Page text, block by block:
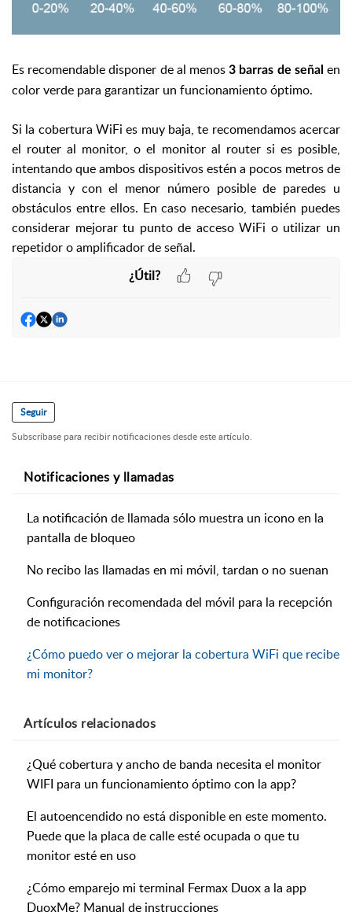
Es recomendable disponer de al menos3 barras de señalen
color verde para garantizar un funcionamiento óptimo.
Si la cobertura WiFi es muy baja, te recomendamos acercar
el router al monitor, o el monitor al router si es posible,
intentando que ambos dispositivos estén a pocos metros de
distancia y con el menor número posible de paredes u
obstáculos entre ellos. En caso necesario, también puedes
considerar mejorar tu punto de acceso WiFi o utilizar un
repetidor o amplificador de señal.
¿Útil?
Seguir
Subscríbase para recibir notificaciones desde este artículo.
Notificaciones y llamadas
La notificación de llamada sólo muestra un icono en la
pantalla de bloqueo
No recibo las llamadas en mi móvil, tardan o no suenan
Configuración recomendada del móvil para la recepción
de notificaciones
¿Cómo puedo ver o mejorar la cobertura WiFi que recibe
mi monitor?
Artículos relacionados
¿Qué cobertura y ancho de banda necesita el monitor
WIFI para un funcionamiento óptimo con la app?
El autoencendido no está disponible en este momento.
Puede que la placa de calle esté ocupada o que tu
monitor esté en uso
¿Cómo emparejo mi terminal Fermax Duox a la app
DuoxMe? Manual de instrucciones